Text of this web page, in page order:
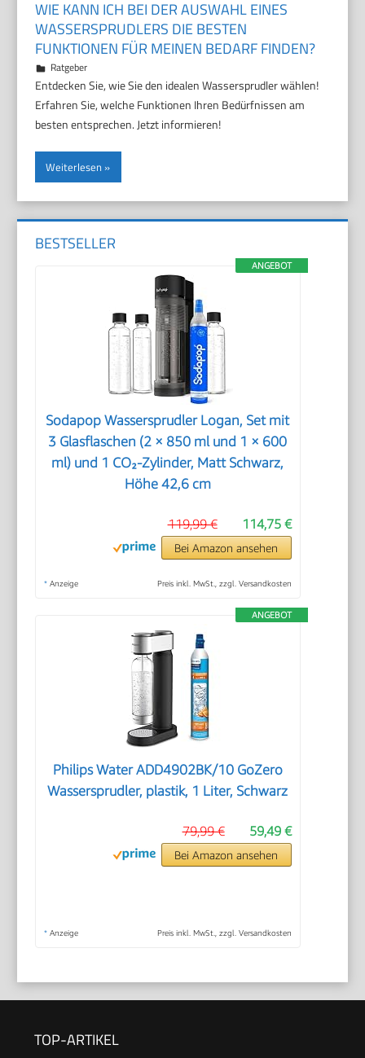
WIE KANN ICH BEI DER AUSWAHL EINES
WASSERSPRUDLERS DIE BESTEN
FUNKTIONEN FÜR MEINEN BEDARF FINDEN?
3. November 2025
Marco
Ratgeber
Entdecken Sie, wie Sie den idealen Wassersprudler wählen!
Erfahren Sie, welche Funktionen Ihren Bedürfnissen am
besten entsprechen. Jetzt informieren!
Weiterlesen
BESTSELLER
ANGEBOT
Sodapop Wassersprudler Logan, Set mit
3 Glasflaschen (2 × 850 ml und 1 × 600
ml) und 1 CO₂-Zylinder, Matt Schwarz,
Höhe 42,6 cm
114,75 €
119,99 €
Bei Amazon ansehen
* Anzeige Preis inkl. MwSt., zzgl. Versandkosten
ANGEBOT
Philips Water ADD4902BK/10 GoZero
Wassersprudler, plastik, 1 Liter, Schwarz
59,49 €
79,99 €
Bei Amazon ansehen
* Anzeige Preis inkl. MwSt., zzgl. Versandkosten
TOP-ARTIKEL